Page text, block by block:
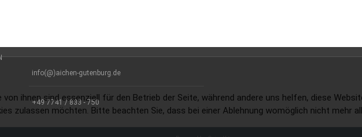
info(@)aichen-gutenburg.de
+49 7741 / 833 - 750
ihnen sind essenziell für den Betrieb der Seite, während andere uns helfen, diese
zulassen möchten. Bitte beachten Sie, dass bei einer Ablehnung womöglich nicht mehr